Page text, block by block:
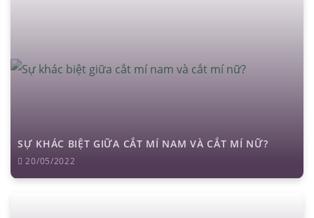
SỰ KHÁC BIỆT GIỮA CẮT MÍ NAM VÀ CẮT MÍ NỮ?
20/05/2022